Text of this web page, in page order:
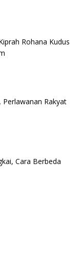
Rohana Kudus
Rakyat
Cara Berbeda